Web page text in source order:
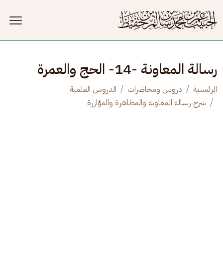
رسالة المعاونة -14- الحج والعمرة
الرئيسية دروس ومحاضرات
الدروس العلمية
شرح رسالة المعاونة والمظاهرة والمؤازرة